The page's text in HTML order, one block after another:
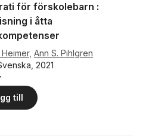
för förskolebarn :
i åtta
, Ann S. Pihlgren
2021
till